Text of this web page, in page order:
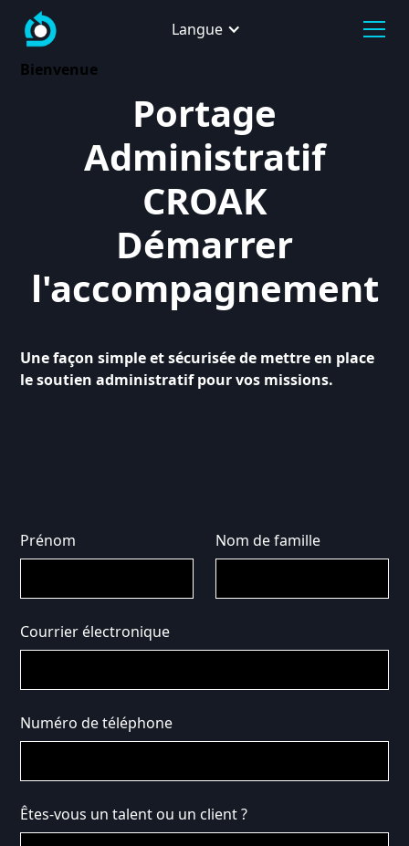
Langue
Bienvenue
Portage
Administratif
CROAK
Démarrer
l'accompagnement
Une façon simple et sécurisée de mettre en place
le soutien administratif pour vos missions.
Prénom Nom de famille
Courrier électronique
Numéro de téléphone
Êtes-vous un talent ou un client ?